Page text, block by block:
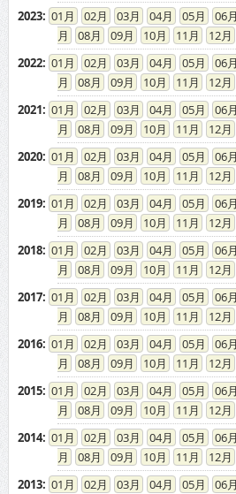
2023: 01 02 03 04 05 06
08
09 10 11
12
2022: 01 02 03 04 05 06
08
09 10 11
12
2021: 01 02 03 04 05 06
08
09 10 11
12
2020: 01 02 03 04 05 06
08
09 10 11
12
2019: 01 02 03 04 05 06
08
09 10 11
12
2018: 01 02 03 04 05 06
08
09 10 11
12
2017: 01 02 03 04 05 06
08
09 10 11
12
2016: 01 02 03 04 05 06
08
09 10 11
12
2015: 01 02 03 04 05 06
08
09 10 11
12
2014: 01 02 03 04 05 06
08
09 10 11
12
2013: 01 02 03 04 05 06